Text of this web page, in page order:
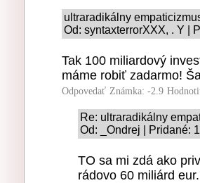
ultraradikálny
Od: syntaxterrorXXX, . Y |
Tak 100 miliardový
máme robiť zadarmo!
Odpovedať Známka: -2.9
Re: ultraradikálny
Od: _Ondrej | Pridané:
TO sa mi zdá ako
rádovo 60 miliárd eur.